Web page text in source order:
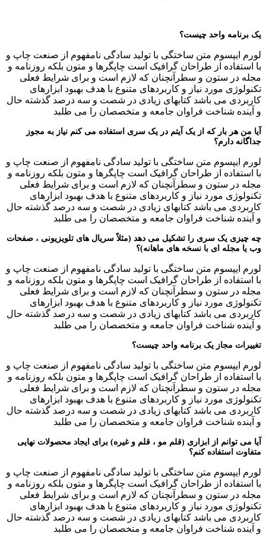
یک برنامه واحد چیست؟
لورم ایپسوم متن ساختگی با تولید سادگی نامفهوم از صنعت چاپ و
با استفاده از طراحان گرافیک است چاپگرها و متون بلکه روزنامه و
مجله در ستون و سطرآنچنان که لازم است و برای شرایط فعلی
تکنولوژی مورد نیاز و کاربردهای متنوع با هدف بهبود ابزارهای
کاربردی می باشد کتابهای زیادی در شصت و سه درصد گذشته حال
و آینده شناخت فراوان جامعه و متخصصان را می طلبد
آیا من هر بار که از یک آیتم در یک سری استفاده می کنم نیاز به مجوز
جداگانه دارم؟
لورم ایپسوم متن ساختگی با تولید سادگی نامفهوم از صنعت چاپ و
با استفاده از طراحان گرافیک است چاپگرها و متون بلکه روزنامه و
مجله در ستون و سطرآنچنان که لازم است و برای شرایط فعلی
تکنولوژی مورد نیاز و کاربردهای متنوع با هدف بهبود ابزارهای
کاربردی می باشد کتابهای زیادی در شصت و سه درصد گذشته حال
و آینده شناخت فراوان جامعه و متخصصان را می طلبد
چه چیزی یک سری را تشکیل می دهد (مثلاً سریال های تلویزیونی ، صفحات
وب یا مجله ای با نسخه های ماهانه)؟
لورم ایپسوم متن ساختگی با تولید سادگی نامفهوم از صنعت چاپ و
با استفاده از طراحان گرافیک است چاپگرها و متون بلکه روزنامه و
مجله در ستون و سطرآنچنان که لازم است و برای شرایط فعلی
تکنولوژی مورد نیاز و کاربردهای متنوع با هدف بهبود ابزارهای
کاربردی می باشد کتابهای زیادی در شصت و سه درصد گذشته حال
و آینده شناخت فراوان جامعه و متخصصان را می طلبد
تغییرات مجاز یک برنامه واحد چیست؟
لورم ایپسوم متن ساختگی با تولید سادگی نامفهوم از صنعت چاپ و
با استفاده از طراحان گرافیک است چاپگرها و متون بلکه روزنامه و
مجله در ستون و سطرآنچنان که لازم است و برای شرایط فعلی
تکنولوژی مورد نیاز و کاربردهای متنوع با هدف بهبود ابزارهای
کاربردی می باشد کتابهای زیادی در شصت و سه درصد گذشته حال
و آینده شناخت فراوان جامعه و متخصصان را می طلبد
آیا می توانم از ابزاری (قلم مو ، قلم و غیره) برای ایجاد محصولات نهایی
متفاوت استفاده کنم؟
لورم ایپسوم متن ساختگی با تولید سادگی نامفهوم از صنعت چاپ و
با استفاده از طراحان گرافیک است چاپگرها و متون بلکه روزنامه و
مجله در ستون و سطرآنچنان که لازم است و برای شرایط فعلی
تکنولوژی مورد نیاز و کاربردهای متنوع با هدف بهبود ابزارهای
کاربردی می باشد کتابهای زیادی در شصت و سه درصد گذشته حال
و آینده شناخت فراوان جامعه و متخصصان را می طلبد